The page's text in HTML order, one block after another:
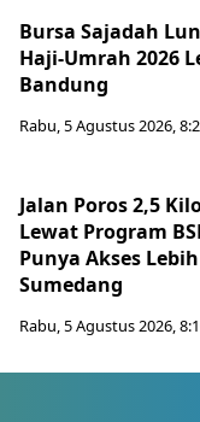
Bursa Sajadah
Haji-Umrah 2026
Bandung
Rabu, 5 Agustus 2026,
Jalan Poros 2,5
Lewat Program
Punya Akses
Sumedang
Rabu, 5 Agustus 2026,